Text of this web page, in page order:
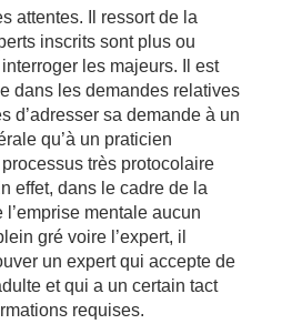
attentes. Il ressort de la
inscrits sont plus ou
les majeurs. Il est
dans les demandes relatives
d’adresser sa demande à un
qu’à un praticien
très protocolaire
effet, dans le cadre de la
mentale aucun
gré voire l’expert, il
un expert qui accepte de
et qui a un certain tact
requises.